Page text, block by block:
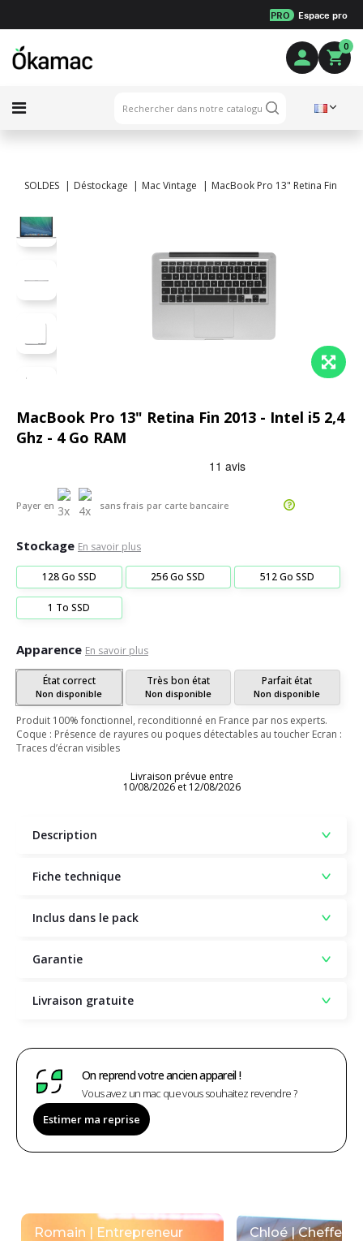
PRO Espace pro
0
SOLDES Déstockage Mac Vintage MacBook Pro 13" Retina Fin
MacBook Pro 13" Retina Fin 2013 - Intel i5 2,4
Ghz - 4 Go RAM
Payer en sans frais par carte bancaire
Stockage En savoir plus
128 Go SSD 256 Go SSD 512 Go SSD
1 To SSD
Apparence En savoir plus
État correct
Non disponible
Très bon état
Non disponible
Parfait état
Non disponible
Produit 100% fonctionnel, reconditionné en France par nos experts.
Coque : Présence de rayures ou poques détectables au toucher Ecran :
Traces d’écran visibles
Livraison prévue entre
10/08/2026 et 12/08/2026
Description
Fiche technique
Inclus dans le pack
Garantie
Livraison gratuite
On reprend votre ancien appareil !
Vous avez un mac que vous souhaitez revendre ?
Estimer ma reprise